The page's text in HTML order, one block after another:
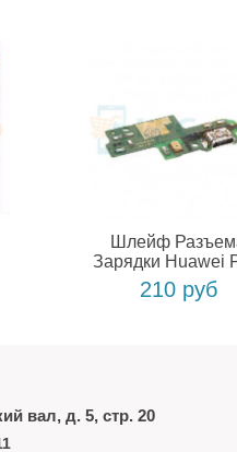
Шлейф
Зарядки Huawei
210 руб
вал, д. 5, стр. 20